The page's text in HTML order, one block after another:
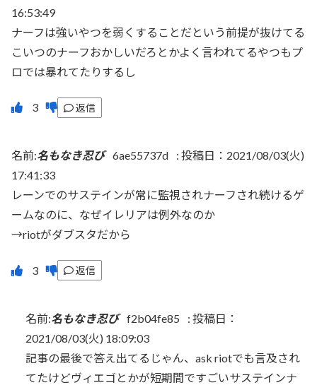
16:53:49
ナーフは強いやつを弱くすることだという前提が抜けてる
こいつのナーフおかしいだろとかよく言われてるやつもプ
ロでは暴れてたりするし
返信
名前:名もなき忍び 6ae55737d : 投稿日：2021/08/03(火)
17:41:33
レーンでのサステインが常に監視されナーフされ続けるゲ
ームなのに、なぜイレリアは例外なのか
→riotがダブスタだから
返信
名前:名もなき忍び f2b04fe85 : 投稿日：
2021/08/03(火) 18:09:03
記事の最後で答え出てるじゃん、ask riotでも言及され
てたけどヴィエゴとかが短期間ですごいサステインナ